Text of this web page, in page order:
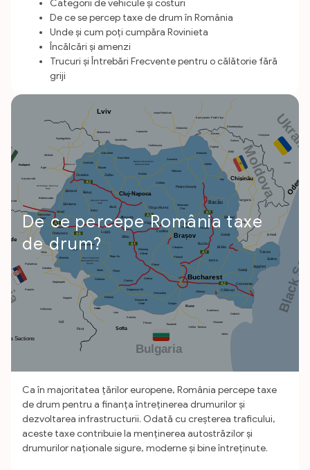
Categorii de vehicule și costuri
De ce se percep taxe de drum în România
Unde și cum poți cumpăra Rovinieta
Încălcări și amenzi
Trucuri și Întrebări Frecvente pentru o călătorie fără
griji
De ce percepe România taxe
de drum?
Ca în majoritatea țărilor europene, România percepe taxe
de drum pentru a finanța întreținerea drumurilor și
dezvoltarea infrastructurii. Odată cu creșterea traficului,
aceste taxe contribuie la menținerea autostrăzilor și
drumurilor naționale sigure, moderne și bine întreținute.